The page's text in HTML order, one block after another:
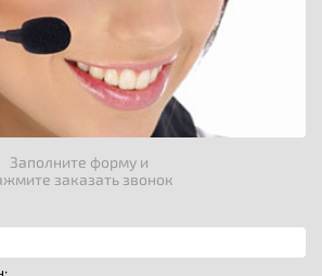
Заполните форму и
заказать звонок